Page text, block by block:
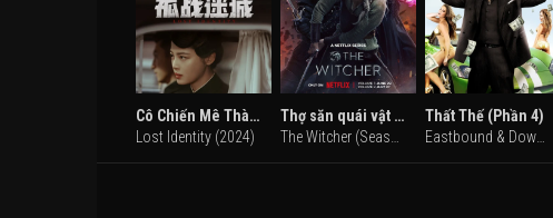
Cô Chiến Mê Thành
Lost Identity (2024)
Thợ săn quái vật (Phần 3)
Thất Thế (Phần 4)